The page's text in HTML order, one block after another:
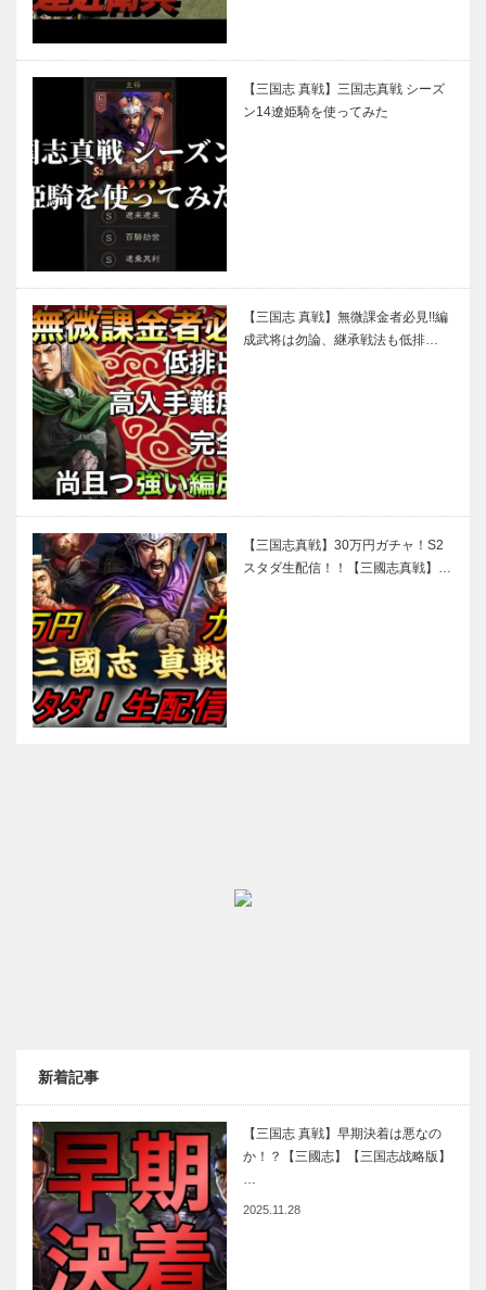
【三国志 真戦】三国志真戦 シーズ
ン14遼姫騎を使ってみた
【三国志 真戦】無微課金者必見!!編
成武将は勿論、継承戦法も低排…
【三国志真戦】30万円ガチャ！S2
スタダ生配信！！【三國志真戦】…
新着記事
【三国志 真戦】早期決着は悪なの
か！？【三國志】【三国志战略版】
…
2025.11.28